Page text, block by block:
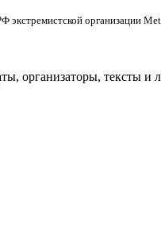
экстремистской организации
организаторы, тексты